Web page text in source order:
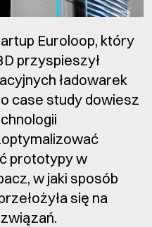
Euroloop, który
przyspieszył
ładowarek
case study dowiesz
prototypy w
w jaki sposób
się na